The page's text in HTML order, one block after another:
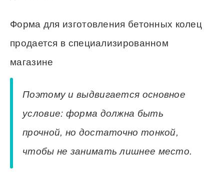
Форма для изготовления бетонных колец
продается в специализированном
магазине
Поэтому и выдвигается основное
условие: форма должна быть
прочной, но достаточно тонкой,
чтобы не занимать лишнее место.